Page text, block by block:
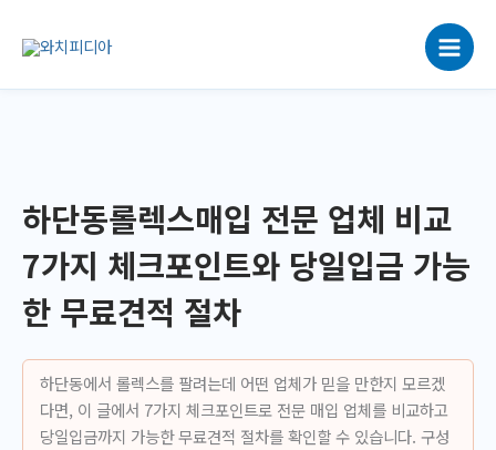
로
하단동롤렉스매입 전문 업체 비교
7가지 체크포인트와 당일입금 가능
한 무료견적 절차
하단동에서 롤렉스를 팔려는데 어떤 업체가 믿을 만한지 모르겠
다면, 이 글에서 7가지 체크포인트로 전문 매입 업체를 비교하고
당일입금까지 가능한 무료견적 절차를 확인할 수 있습니다. 구성